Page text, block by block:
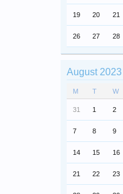
19 20 21
26 27 28
August 2023
M T W
31 1 2
7 8 9
14 15 16
21 22 23